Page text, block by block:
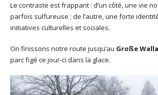
Le contraste est frappant : d’un côté, une vie
parfois sulfureuse ; de l’autre, une forte
initiatives culturelles et sociales.
On finissons notre route jusqu’au Große
parc figé ce jour-ci dans la glace.